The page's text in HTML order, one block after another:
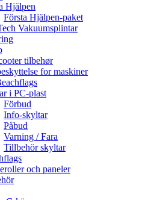
Hjälpen
Första Hjälpen-paket
Vakuumsplintar
tilbehør
for maskiner
i PC-plast
Förbud
Info-skyltar
Påbud
Varning / Fara
Tillbehör skyltar
och paneler